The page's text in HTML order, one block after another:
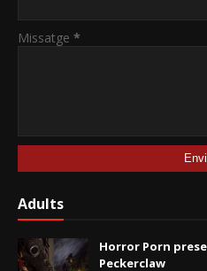
Missatge *
Adults
Horror Porn
Peckerclaw